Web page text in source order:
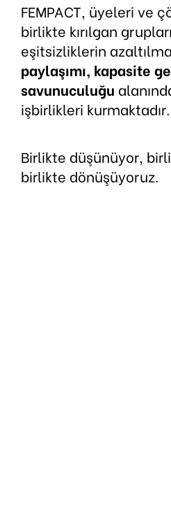
FEMPACT, üyeleri ve
birlikte kırılgan
eşitsizliklerin
paylaşımı, kapasite
savunuculuğu
işbirlikleri kurmaktadır.
Birlikte düşünüyor,
birlikte dönüşüyoruz.